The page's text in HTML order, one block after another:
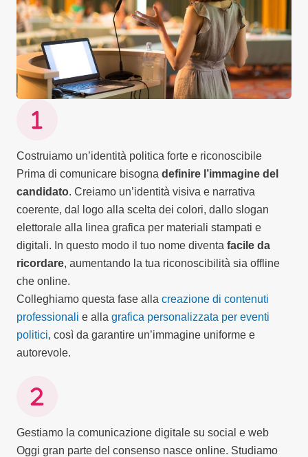
Costruiamo un’identità politica forte e riconoscibile
Prima di comunicare bisogna definire l’immagine del
candidato. Creiamo un’identità visiva e narrativa
coerente, dal logo alla scelta dei colori, dallo slogan
elettorale alla linea grafica per materiali stampati e
digitali. In questo modo il tuo nome diventa facile da
ricordare, aumentando la tua riconoscibilità sia offline
che online.
Colleghiamo questa fase alla creazione di contenuti
professionali e alla grafica personalizzata per eventi
politici, così da garantire un’immagine uniforme e
autorevole.
Gestiamo la comunicazione digitale su social e web
Oggi gran parte del consenso nasce online. Studiamo